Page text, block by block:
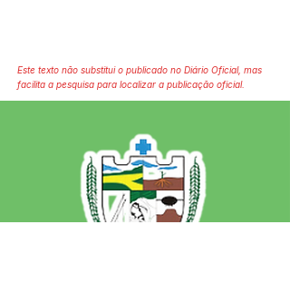
Este texto não substitui o publicado no Diário Oficial, mas
facilita a pesquisa para localizar a publicação oficial.